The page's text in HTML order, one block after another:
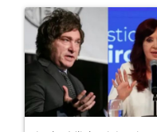
Un artículo de tendencia